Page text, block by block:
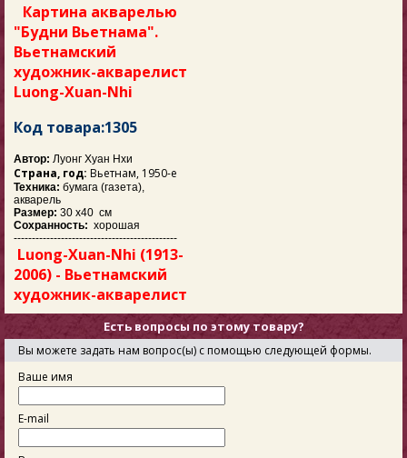
Картина акварелью
"Будни Вьетнама".
Вьетнамский
художник-акварелист
Luong-Xuan-Nhi
Код товара:1305
Автор: Луонг Хуан Нхи
Страна, год: Вьетнам, 1950-е
Техника: бумага (газета),
акварель
Размер: 30 х40 см
Сохранность: хорошая
---------------------------------------------
Luong-Xuan-Nhi (1913-
2006) - Вьетнамский
художник-акварелист
Есть вопросы по этому товару?
Вы можете задать нам вопрос(ы) с помощью следующей формы.
Ваше имя
E-mail